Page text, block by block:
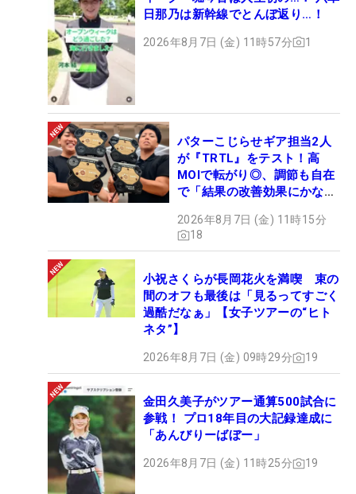
日那乃は新幹線でとんぼ返り…！
2026年8月7日 (金) 11時57分 1
パターこじらせギア担当2人
が『TRTL』をテスト！高
MOIで転がり◎、調節も自在
で「結果の改善効果にかなり
2026年8月7日 (金) 11時15分
18
小祝さくらが長岡花火を満喫 束の
間のオフも最後は「見るってすごく
過酷だなぁ」【女子ツアーの“ヒト
ネタ”】
2026年8月7日 (金) 09時29分 19
金田久美子がツアー通算500試合に
参戦！ プロ18年目の大記録達成に
「あんびりーばぼー」
2026年8月7日 (金) 11時25分 19